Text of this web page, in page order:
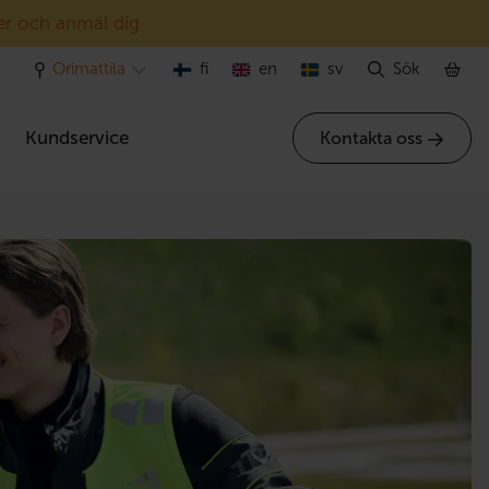
och anmäl dig
Kundservice Kontakta oss
Orimattila fi en sv Sök